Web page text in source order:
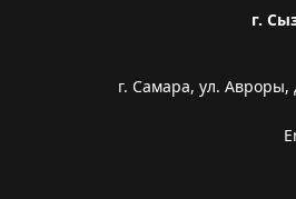
г.
г. Самара, ул. Авроры,